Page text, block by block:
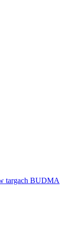
targach BUDMA